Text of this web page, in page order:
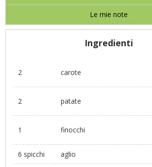
Le mie note
Ingredienti
2 carote
2 patate
1 finocchi
6 spicchi aglio